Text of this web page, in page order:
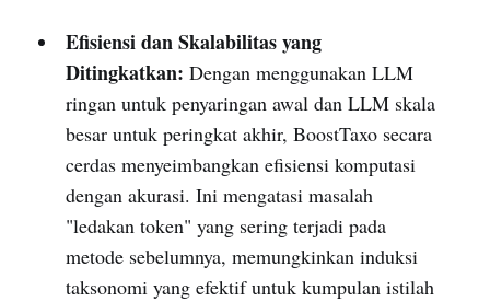
Efisiensi dan Skalabilitas yang
Ditingkatkan: Dengan menggunakan LLM
ringan untuk penyaringan awal dan LLM skala
besar untuk peringkat akhir, BoostTaxo secara
cerdas menyeimbangkan efisiensi komputasi
dengan akurasi. Ini mengatasi masalah
"ledakan token" yang sering terjadi pada
metode sebelumnya, memungkinkan induksi
taksonomi yang efektif untuk kumpulan istilah